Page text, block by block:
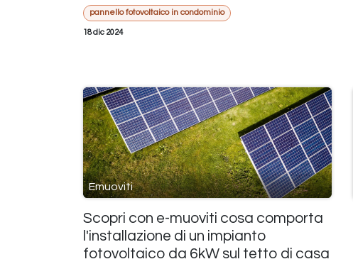
pannello fotovoltaico in condominio
18 dic 2024
Emuoviti
Scopri con e-muoviti cosa comporta
l'installazione di un impianto
fotovoltaico da 6kW sul tetto di casa